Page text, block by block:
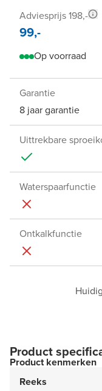
Adviesprijs 198,-
99,-
Op voorraad
Garantie
8 jaar garantie
Uittrekbare
Waterspaarfunctie
Ontkalkfunctie
Product
Product kenmerken
Reeks